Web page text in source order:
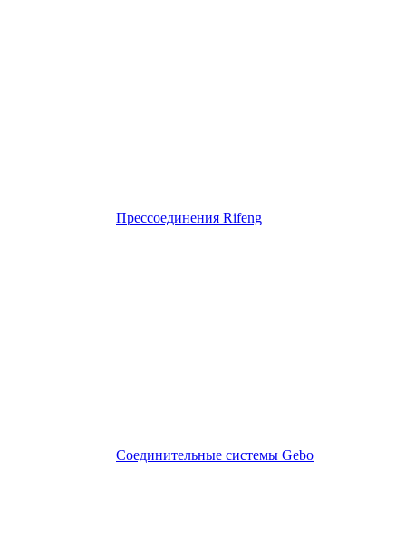
Прессоединения Rifeng
Соединительные системы Gebo